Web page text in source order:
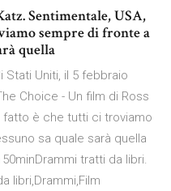
Sentimentale, USA,
sempre di fronte a
quella
Stati Uniti, il 5 febbraio
Choice - Un film di Ross
fatto è che tutti ci troviamo
sa quale sarà quella
tratti da libri.
libri,Drammi,Film